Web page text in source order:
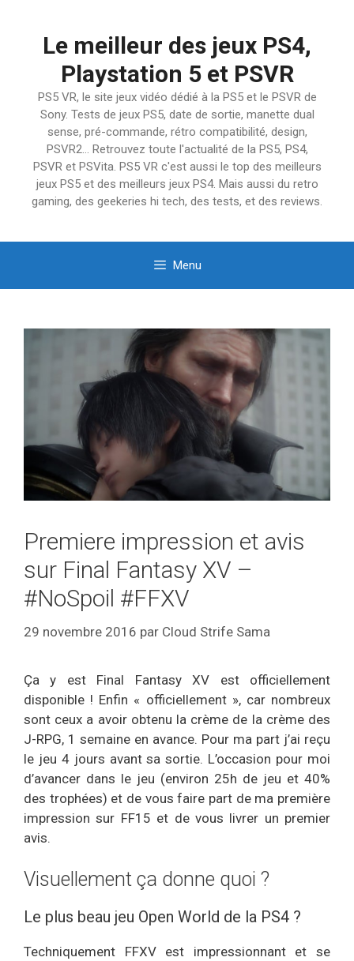
Le meilleur des jeux PS4,
Playstation 5 et PSVR
PS5 VR, le site jeux vidéo dédié à la PS5 et le PSVR de
Sony. Tests de jeux PS5, date de sortie, manette dual
sense, pré-commande, rétro compatibilité, design,
PSVR2… Retrouvez toute l'actualité de la PS5, PS4,
PSVR et PSVita. PS5 VR c'est aussi le top des meilleurs
jeux PS5 et des meilleurs jeux PS4. Mais aussi du retro
gaming, des geekeries hi tech, des tests, et des reviews.
Menu
Premiere impression et avis
sur Final Fantasy XV –
#NoSpoil #FFXV
29 novembre 2016 par Cloud Strife Sama
Ça y est Final Fantasy XV est officiellement
disponible ! Enfin « officiellement », car nombreux
sont ceux a avoir obtenu la crème de la crème des
J-RPG, 1 semaine en avance. Pour ma part j’ai reçu
le jeu 4 jours avant sa sortie. L’occasion pour moi
d’avancer dans le jeu (environ 25h de jeu et 40%
des trophées) et de vous faire part de ma première
impression sur FF15 et de vous livrer un premier
avis.
Visuellement ça donne quoi ?
Le plus beau jeu Open World de la PS4 ?
Techniquement FFXV est impressionnant et se